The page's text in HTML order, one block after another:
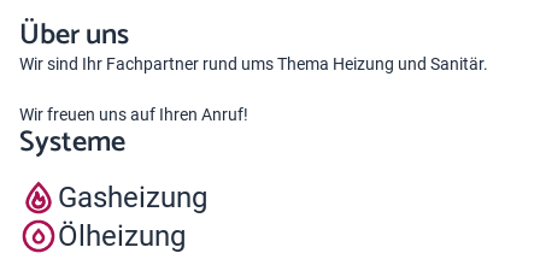
Über uns
Wir sind Ihr Fachpartner rund ums Thema Heizung und Sanitär.
Wir freuen uns auf Ihren Anruf!
Systeme
Gasheizung
Ölheizung